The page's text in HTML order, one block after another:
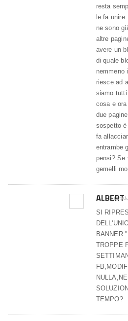
resta
le fa
ne sono
altre
avere un
di quale
nemmeno
riesce ad
siamo
cosa e
due
sospetto
fa
entrambe
pensi? Se
gemelli
ALBERT
SI
BANNER
TROPPE
TEMPO?